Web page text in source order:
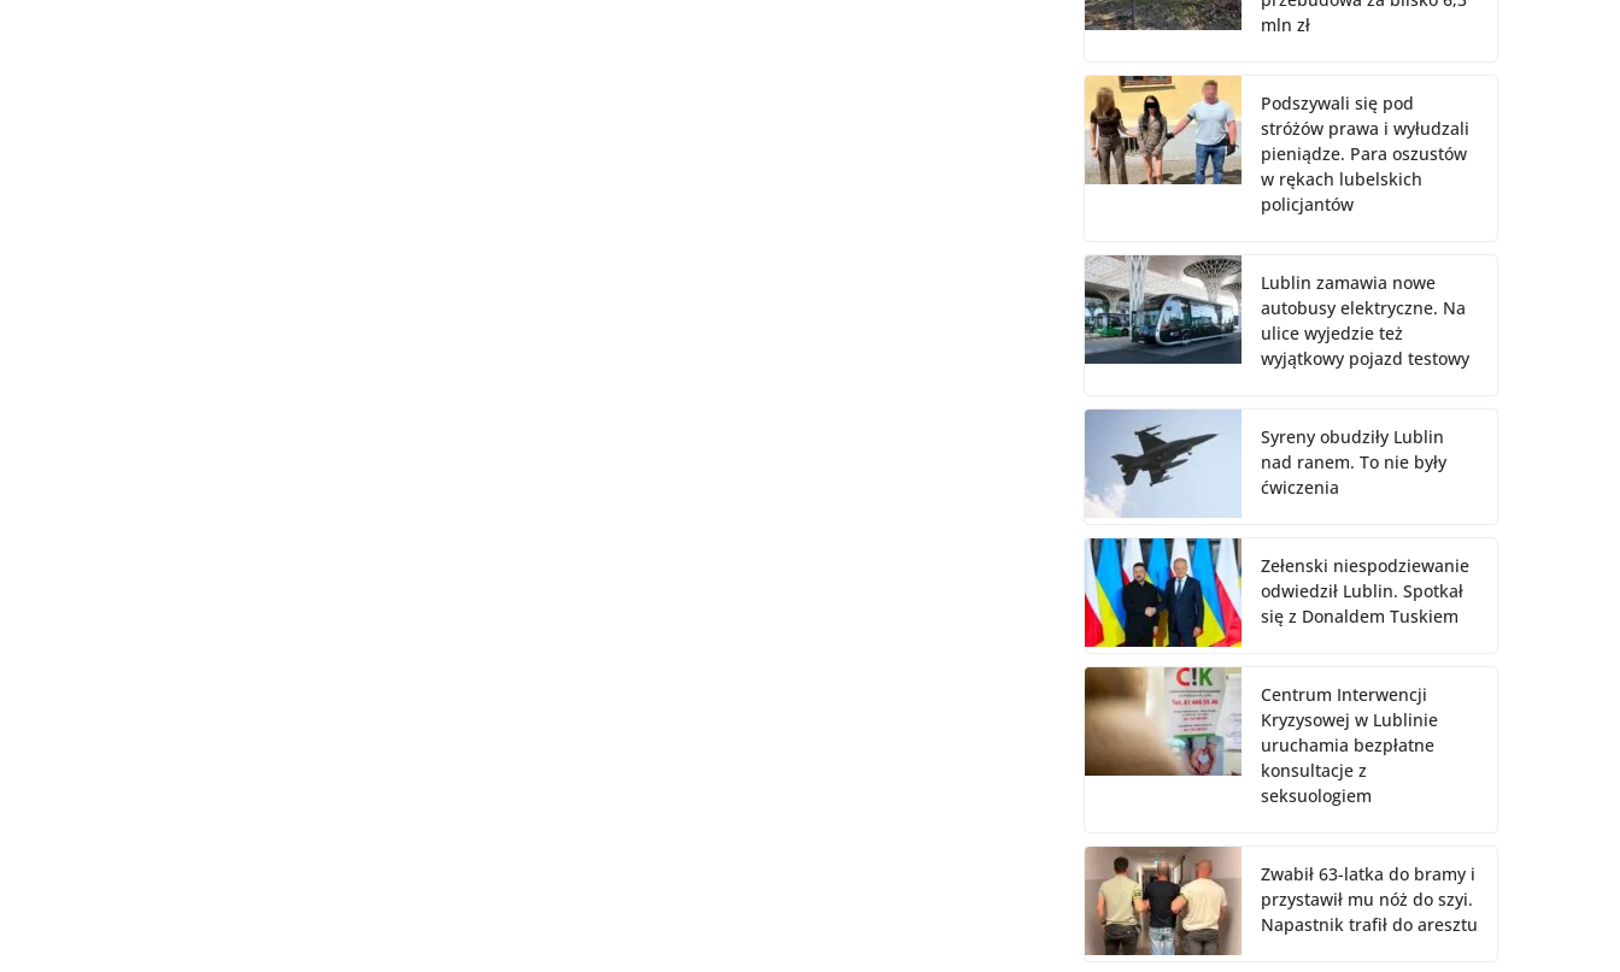
mln zł
Podszywali się pod
stróżów prawa i wyłudzali
pieniądze. Para oszustów
w rękach lubelskich
policjantów
Lublin zamawia nowe
autobusy elektryczne. Na
ulice wyjedzie też
wyjątkowy pojazd testowy
Syreny obudziły Lublin
nad ranem. To nie były
ćwiczenia
Zełenski niespodziewanie
odwiedził Lublin. Spotkał
się z Donaldem Tuskiem
Centrum Interwencji
Kryzysowej w Lublinie
uruchamia bezpłatne
konsultacje z
seksuologiem
Zwabił 63-latka do bramy i
przystawił mu nóż do szyi.
Napastnik trafił do aresztu